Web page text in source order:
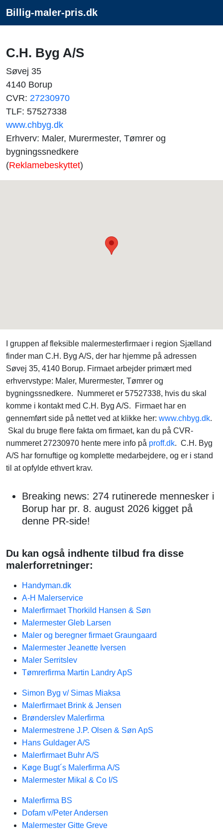
Billig-maler-pris.dk
C.H. Byg A/S
Søvej 35
4140 Borup
CVR: 27230970
TLF: 57527338
www.chbyg.dk
Erhverv: Maler, Murermester, Tømrer og
bygningssnedkere
(Reklamebeskyttet)
I gruppen af fleksible malermesterfirmaer i region Sjælland
finder man C.H. Byg A/S, der har hjemme på adressen
Søvej 35, 4140 Borup. Firmaet arbejder primært med
erhvervstype: Maler, Murermester, Tømrer og
bygningssnedkere. Nummeret er 57527338, hvis du skal
komme i kontakt med C.H. Byg A/S. Firmaet har en
gennemført side på nettet ved at klikke her: www.chbyg.dk.
Skal du bruge flere fakta om firmaet, kan du på CVR-
nummeret 27230970 hente mere info på proff.dk. C.H. Byg
A/S har fornuftige og komplette medarbejdere, og er i stand
til at opfylde ethvert krav.
Breaking news: 274 rutinerede mennesker i
Borup har pr. 8. august 2026 kigget på
denne PR-side!
Du kan også indhente tilbud fra disse
malerforretninger:
Handyman.dk
A-H Malerservice
Malerfirmaet Thorkild Hansen & Søn
Malermester Gleb Larsen
Maler og beregner firmaet Graungaard
Malermester Jeanette Iversen
Maler Serritslev
Tømrerfirma Martin Landry ApS
Simon Byg v/ Simas Miaksa
Malerfirmaet Brink & Jensen
Brønderslev Malerfirma
Malermestrene J.P. Olsen & Søn ApS
Hans Guldager A/S
Malerfirmaet Buhr A/S
Køge Bugt´s Malerfirma A/S
Malermester Mikal & Co I/S
Malerfirma BS
Dofam v/Peter Andersen
Malermester Gitte Greve